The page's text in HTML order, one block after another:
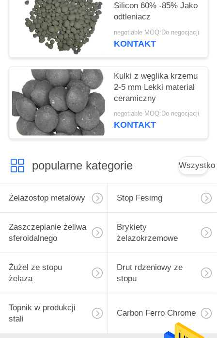
Silicon 60% -85% Jako
odtleniacz
negotiable MOQ:Do negocjacji
KONTAKT
Kulki z węglika krzemu
2-5 mm Lekki materiał
ceramiczny
negotiable MOQ:Do negocjacji
KONTAKT
popularne kategorie Wszystko
Żelazostop metalowy Stop Fesimg
Zaszczepianie żeliwa
sferoidalnego
Brykiety
żelazokrzemowe
Żużel ze stopu
żelaza
Drut rdzeniowy ze
stopu
Topnik w produkcji
stali
Carbon Ferro Chrome